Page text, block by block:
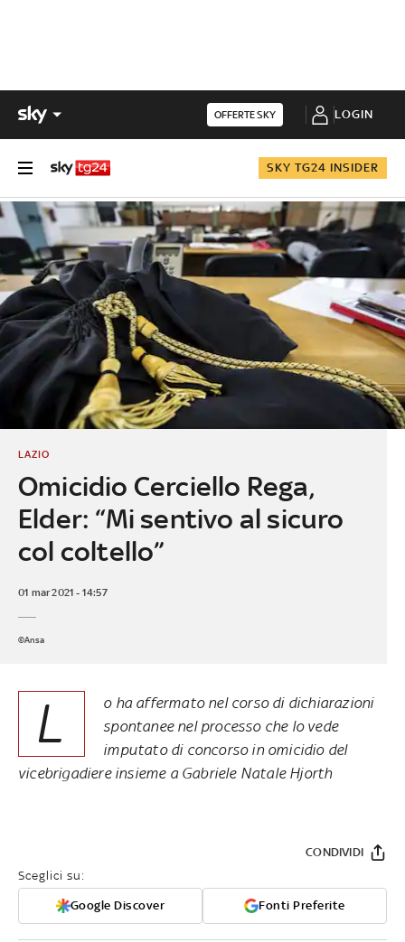
OFFERTE SKY LOGIN
SKY TG24 INSIDER
Omicidio Cerciello Rega,
Elder: “Mi sentivo al sicuro
col coltello”
LAZIO
01 mar 2021 - 14:57
©Ansa
L
o ha affermato nel corso di dichiarazioni
spontanee nel processo che lo vede
imputato di concorso in omicidio del
vicebrigadiere insieme a Gabriele Natale Hjorth
Sceglici su:
Google Discover Fonti Preferite
CONDIVIDI